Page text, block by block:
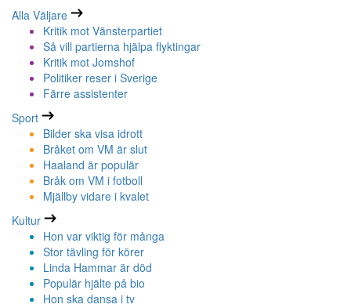
Alla Väljare
Kritik mot Vänsterpartiet
Så vill partierna hjälpa flyktingar
Kritik mot Jomshof
Politiker reser i Sverige
Färre assistenter
Sport
Bilder ska visa idrott
Bråket om VM är slut
Haaland är populär
Bråk om VM i fotboll
Mjällby vidare i kvalet
Kultur
Hon var viktig för många
Stor tävling för körer
Linda Hammar är död
Populär hjälte på bio
Hon ska dansa i tv